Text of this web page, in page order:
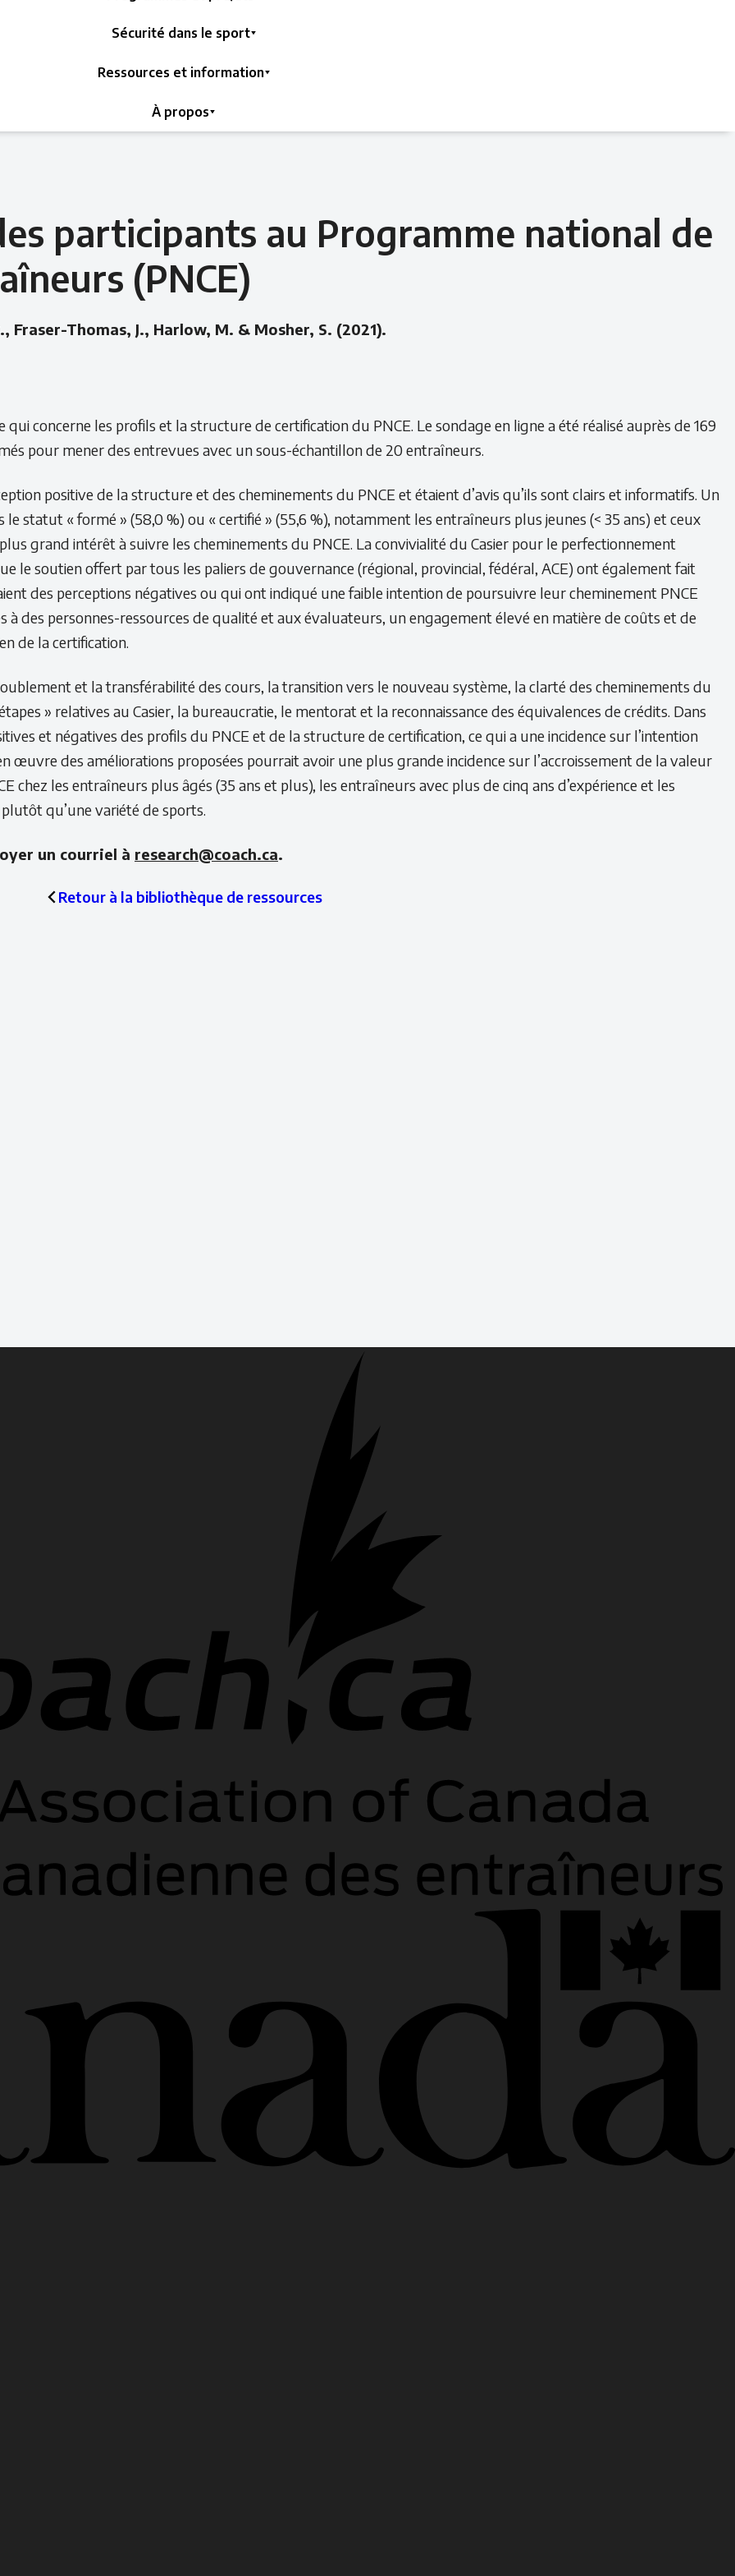
Sécurité dans le sport
Ressources et information
À propos
participants au Programme national de
(PNCE)
Thomas, J., Harlow, M. & Mosher, S. (2021).
concerne les profils et la structure de certification du PNCE. Le sondage en ligne a été réalisé auprès de 169
pour mener des entrevues avec un sous-échantillon de 20 entraîneurs.
positive de la structure et des cheminements du PNCE et étaient d’avis qu’ils sont clairs et informatifs. Un
statut « formé » (58,0 %) ou « certifié » (55,6 %), notamment les entraîneurs plus jeunes (< 35 ans) et ceux
grand intérêt à suivre les cheminements du PNCE. La convivialité du Casier pour le perfectionnement
le soutien offert par tous les paliers de gouvernance (régional, provincial, fédéral, ACE) ont également fait
des perceptions négatives ou qui ont indiqué une faible intention de poursuivre leur cheminement PNCE
à des personnes-ressources de qualité et aux évaluateurs, un engagement élevé en matière de coûts et de
de la certification.
et la transférabilité des cours, la transition vers le nouveau système, la clarté des cheminements du
» relatives au Casier, la bureaucratie, le mentorat et la reconnaissance des équivalences de crédits. Dans
et négatives des profils du PNCE et de la structure de certification, ce qui a une incidence sur l’intention
œuvre des améliorations proposées pourrait avoir une plus grande incidence sur l’accroissement de la valeur
chez les entraîneurs plus âgés (35 ans et plus), les entraîneurs avec plus de cinq ans d’expérience et les
qu’une variété de sports.
un courriel à research@coach.ca.
Retour à la bibliothèque de ressources